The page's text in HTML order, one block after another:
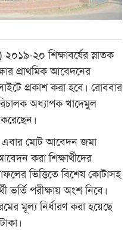
২০১৯-২০ শিক্ষাবর্ষের স্নাতক
প্রাথমিক আবেদনের
প্রকাশ করা হবে। রোববার
অধ্যাপক খাদেমুল
এবার মোট আবেদন জমা
করা শিক্ষার্থীদের
ভিত্তিতে বিশেষ কোটাসহ
ভর্তি পরীক্ষায় অংশ নিবে।
মূল্য নির্ধারণ করা হয়েছে